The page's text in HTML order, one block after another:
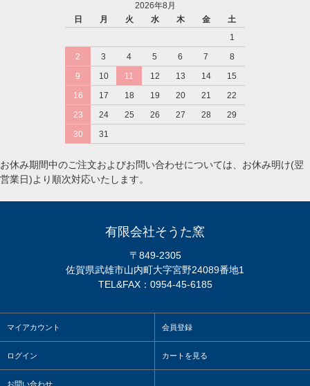
2026年8月
日
月 火 水 木 金
土
1
2 3 4 5 6 7 8
9 10 11 12 13 14 15
16 17 18 19 20 21 22
23 24 25 26 27 28 29
30 31
お休み期間中のご注文およびお問い合わせについては、お休み明け(翌
営業日)より順次対応いたします。
有限会社そうた窯
〒849-2305
佐賀県武雄市山内町大字宮野24089番地1
TEL&FAX：0954-45-6185
マイアカウント 会員登録
ログイン カートを見る
お問い合わせ